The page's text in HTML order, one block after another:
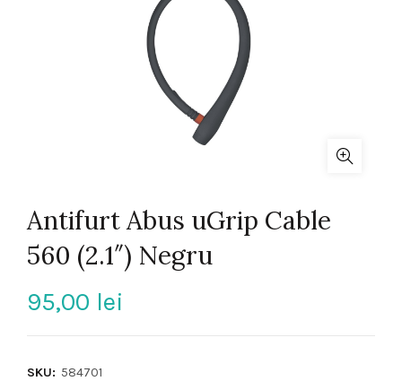
Antifurt Abus uGrip Cable
560 (2.1″) Negru
95,00 lei
SKU: 584701